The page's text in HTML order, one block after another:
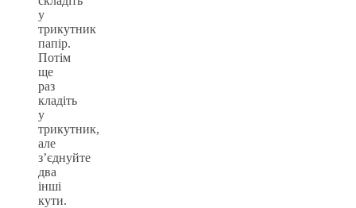
у
трикутник
папір.
Потім
ще
раз
кладіть
у
трикутник,
але
з’єднуйте
два
інші
кути.